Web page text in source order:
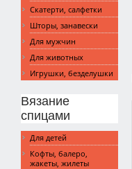
Скатерти, салфетки
Шторы, занавески
Для мужчин
Для животных
Игрушки, безделушки
Вязание
спицами
Для детей
Кофты, балеро,
жакеты, жилеты